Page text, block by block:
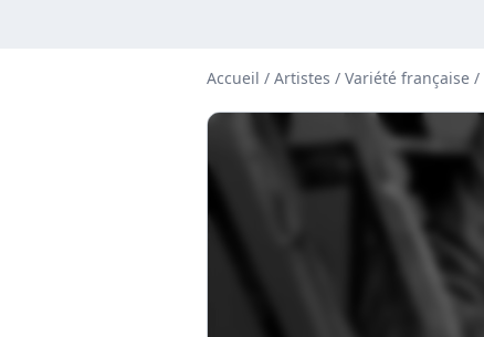
Accueil / Artistes / Variété française /